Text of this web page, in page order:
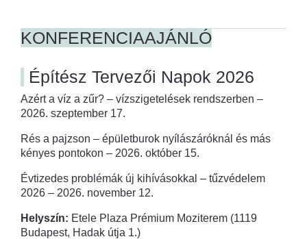
KONFERENCIAAJÁNLÓ
Építész Tervezői Napok 2026
Azért a víz a zűr? – vízszigetelések rendszerben –
2026. szeptember 17.
Rés a pajzson – épületburok nyílászáróknál és más
kényes pontokon – 2026. október 15.
Évtizedes problémák új kihívásokkal – tűzvédelem
2026 – 2026. november 12.
Helyszín: Etele Plaza Prémium Moziterem (1119
Budapest, Hadak útja 1.)